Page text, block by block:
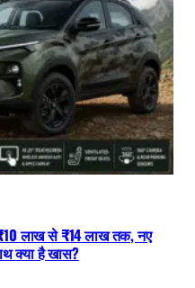
लाख से ₹14 लाख तक, नए
क्या है खास?